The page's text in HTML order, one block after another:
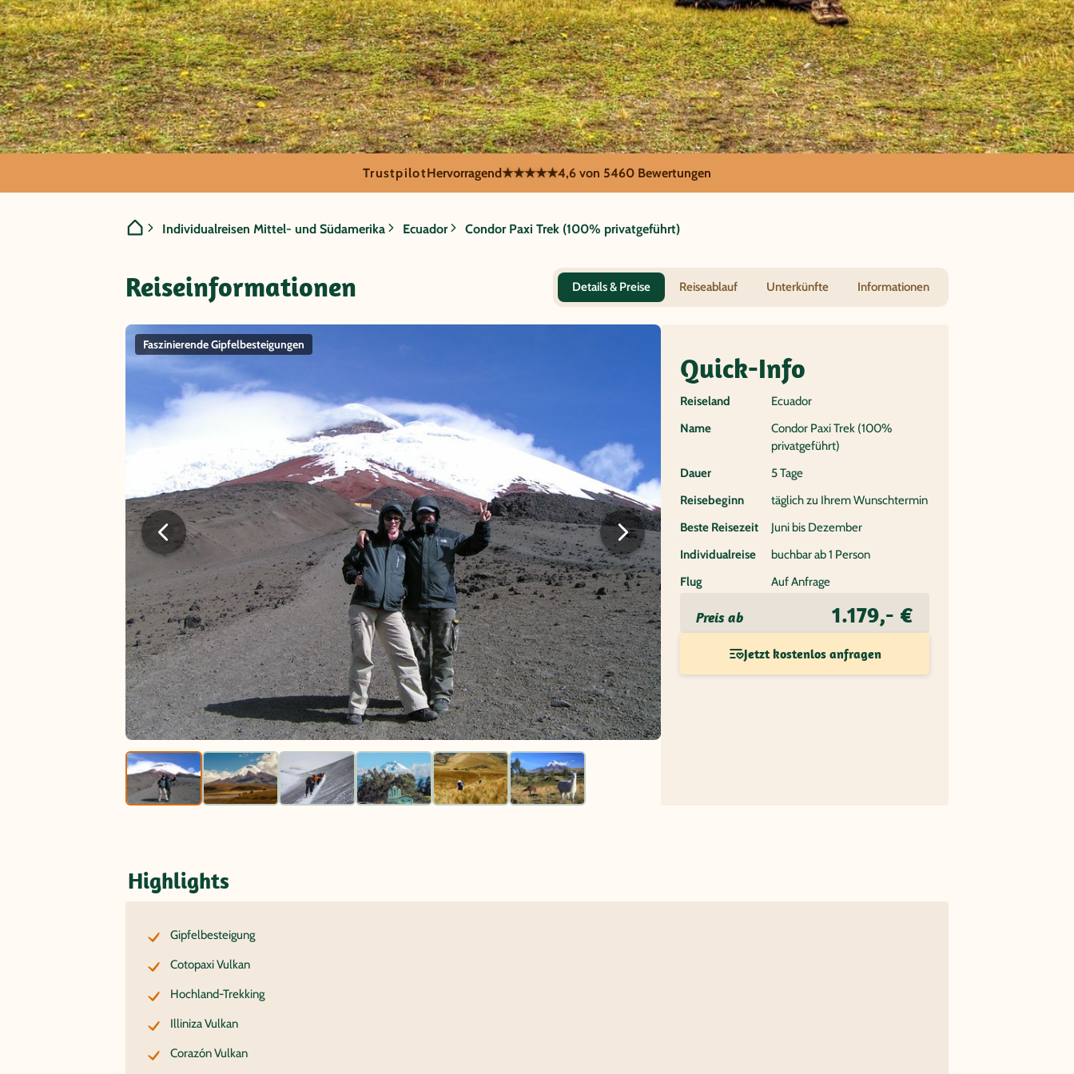
Ecuador - Condor Paxi Trek (100%
privatgeführt)
TrustpilotHervorragend★★★★★4,6 von 5460 Bewertungen
Individualreisen Mittel- und Südamerika Ecuador Condor Paxi Trek (100% privatgeführt)
Reiseinformationen Details & Preise Reiseablauf Unterkünfte Informationen
Faszinierende Gipfelbesteigungen
Quick-Info
Reiseland
Ecuador
Name
Condor Paxi Trek (100%
privatgeführt)
Dauer
5 Tage
Reisebeginn
täglich zu Ihrem Wunschtermin
Beste Reisezeit
Juni bis Dezember
Individualreise
buchbar ab 1 Person
Flug
Auf Anfrage
Preis ab 1.179,- €
Jetzt kostenlos anfragen
Highlights
Gipfelbesteigung
Cotopaxi Vulkan
Hochland-Trekking
Illiniza Vulkan
Corazón Vulkan